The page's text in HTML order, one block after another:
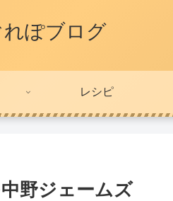
れぽブログ
レシピ
野ジェームズ